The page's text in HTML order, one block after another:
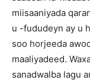
miisaaniyada
u -fududeyn ay u
soo horjeeda
maaliyadeed.
sanadwalba lagu